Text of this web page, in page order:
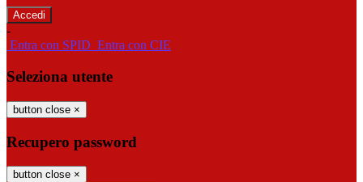
-
Entra con SPID Entra con CIE
Seleziona utente
button close ×
Recupero password
button close ×